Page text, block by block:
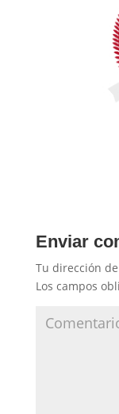
Enviar
Tu dirección
Los campos